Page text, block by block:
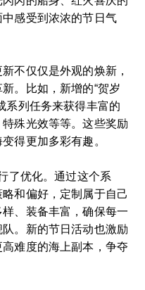
感受到浓浓的节日气
不仅仅是外观的焕新，
。比如，新增的“贺岁
系列任务来获得丰富的
殊光效等等。这些奖励
得更加多彩有趣。
了优化。通过这个系
和偏好，定制属于自己
、装备丰富，确保每一
。新的节日活动也激励
难度的海上副本，争夺